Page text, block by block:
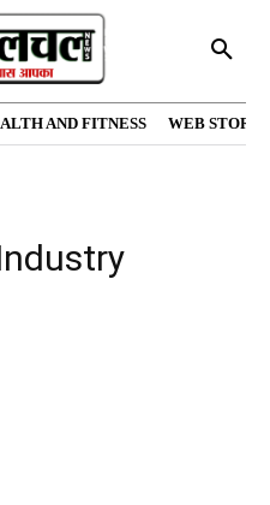
AND FITNESS WEB